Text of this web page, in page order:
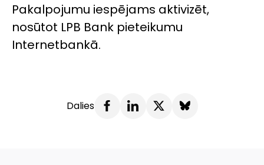
Pakalpojumu iespējams aktivizēt,
nosūtot LPB Bank pieteikumu
Internetbankā.
Dalies